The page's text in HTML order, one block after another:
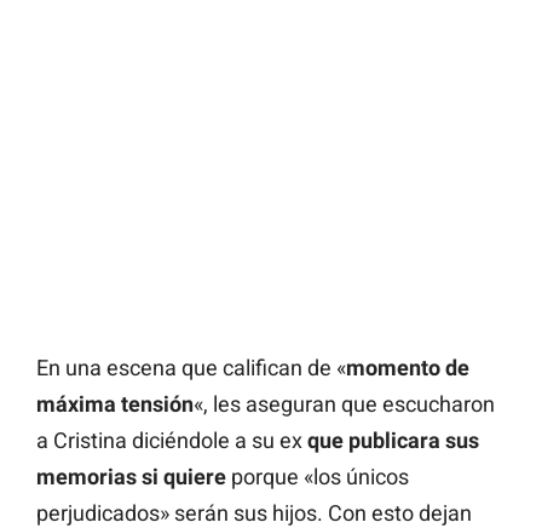
En una escena que califican de «momento de
máxima tensión«, les aseguran que escucharon
a Cristina diciéndole a su exque publicara sus
memorias si quiere porque «los únicos
perjudicados» serán sus hijos. Con esto dejan